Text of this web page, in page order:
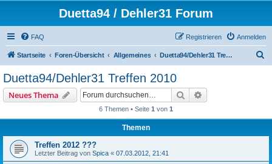
Duetta94 / Dehler31 Forum
FAQ Anmelden
Registrieren
Startseite Foren-Übersicht Allgemeines Duetta94/Dehler31 Treffen 2010
Duetta94/Dehler31 Treffen 2010
Neues Thema Suche
6 Themen • Seite 1 von 1
Themen
Treffen 2012 ???
Letzter Beitrag von Spica « 07.03.2012, 21:41